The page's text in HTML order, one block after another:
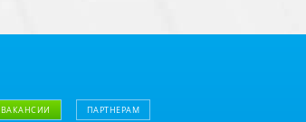
ВАКАНСИИ ПАРТНЕРАМ